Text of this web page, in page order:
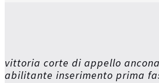
vittoria corte di appello
abilitante inserimento prima